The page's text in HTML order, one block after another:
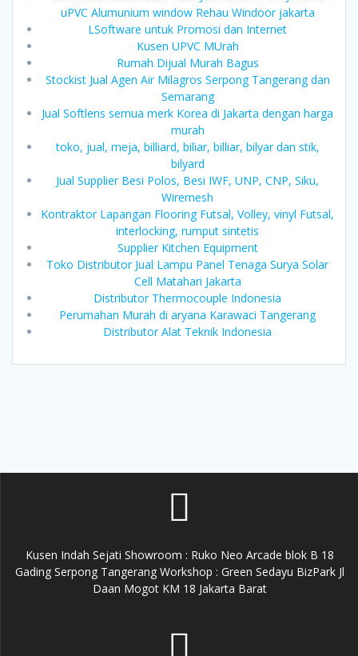
uPVC Alumunium window Rehau Windoor jakarta
LSoftware untuk Promosi dan Internet
Kusen UPVC MUrah
Rumah Dijual Murah Bagus
Stockist Jual Agen Air Milagros Serpong Tangerang dan
Semarang
Jual Softlens semua merk Korea di Jakarta dengan harga
murah
toko, jual, meja, billiard, biliar, billiar, bilyar dan stik,
bilyard
Jual Supplier Besi Polos, Besi IWF, UNP, CNP, Siku,
Wiremesh
Kontraktor Lapangan Flooring Futsal, Volley, vinyl Futsal,
interlocking, rumput sintetis
Supplier Kitchen Equipment
Toko Distributor Jual Lampu Panel Tenaga Surya Solar
Cell Matahari Jakarta
Distributor Thermocouple Indonesia
Perumahan Murah di aryana Karawaci Tangerang
Distributor Alat Teknik Indonesia
Kusen Indah Sejati Showroom : Ruko Neo Arcade blok B 18
Gading Serpong Tangerang Workshop : Green Sedayu BizPark Jl
Daan Mogot KM 18 Jakarta Barat